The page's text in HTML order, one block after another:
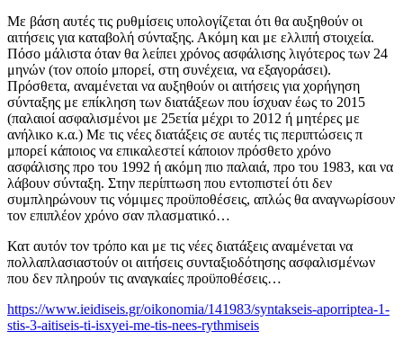
Με βάση αυτές τις ρυθμίσεις υπολογίζεται ότι θα αυξηθούν οι
αιτήσεις για καταβολή σύνταξης. Ακόμη και με ελλιπή στοιχεία.
Πόσο μάλιστα όταν θα λείπει χρόνος ασφάλισης λιγότερος των 24
μηνών (τον οποίο μπορεί, στη συνέχεια, να εξαγοράσει).
Πρόσθετα, αναμένεται να αυξηθούν οι αιτήσεις για χορήγηση
σύνταξης με επίκληση των διατάξεων που ίσχυαν έως το 2015
(παλαιοί ασφαλισμένοι με 25ετία μέχρι το 2012 ή μητέρες με
ανήλικο κ.α.) Με τις νέες διατάξεις σε αυτές τις περιπτώσεις π
μπορεί κάποιος να επικαλεστεί κάποιον πρόσθετο χρόνο
ασφάλισης προ του 1992 ή ακόμη πιο παλαιά, προ του 1983, και να
λάβουν σύνταξη. Στην περίπτωση που εντοπιστεί ότι δεν
συμπληρώνουν τις νόμιμες προϋποθέσεις, απλώς θα αναγνωρίσουν
τον επιπλέον χρόνο σαν πλασματικό…
Κατ αυτόν τον τρόπο και με τις νέες διατάξεις αναμένεται να
πολλαπλασιαστούν οι αιτήσεις συνταξιοδότησης ασφαλισμένων
που δεν πληρούν τις αναγκαίες προϋποθέσεις…
https://www.ieidiseis.gr/oikonomia/141983/syntakseis-aporriptea-1-
stis-3-aitiseis-ti-isxyei-me-tis-nees-rythmiseis